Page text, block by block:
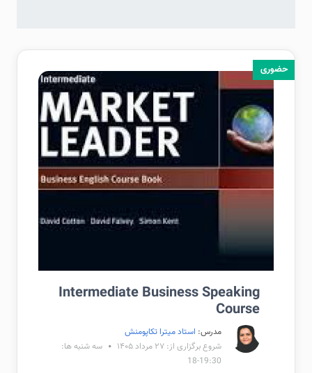
حضوری
Intermediate Business Speaking
Course
مدرس: استاد میترا تکاپومنش
شروع برگزاری از: ۲۷ مرداد ۱۴۰۵
سه شنبه ها:
19:30-18